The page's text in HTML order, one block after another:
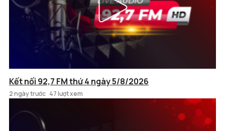
Kết nối 92,7 FM thứ 4 ngày 5/8/2026
2 ngày trước 47 lượt xem